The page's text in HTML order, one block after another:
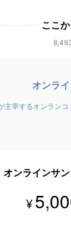
ここ
オンラ
主宰するオンラン
オンラインサ
¥